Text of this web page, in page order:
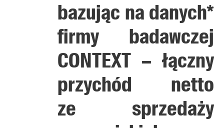
bazując na danych*
firmy badawczej
CONTEXT – łączny
przychód netto
ze sprzedaży